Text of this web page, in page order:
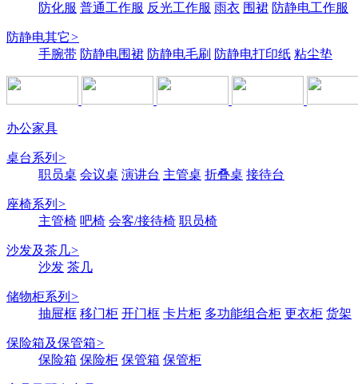
防化服 普通工作服 反光工作服 雨衣 围裙 防静电工作服
防静电其它>
手腕带 防静电围裙 防静电毛刷 防静电打印纸 粘尘垫
办公家具
桌台系列 >
职员桌 会议桌 演讲台 主管桌 折叠桌 接待台
座椅系列 >
主管椅 吧椅 会客/接待椅 职员椅
沙发及茶几>
沙发 茶几
储物柜系列 >
抽屉框 移门柜 开门框 卡片柜 多功能组合柜 更衣柜 货架
保险箱及保管箱>
保险箱 保险柜 保管箱 保管柜